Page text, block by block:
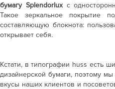
бумагу Splendorluxс
Такое зеркальное покрытие
составляющую блокнота:
открывает себя.
Кстати, в типографии huss есть
дизайнерской бумаги, поэтому
вкусы наших клиентов и